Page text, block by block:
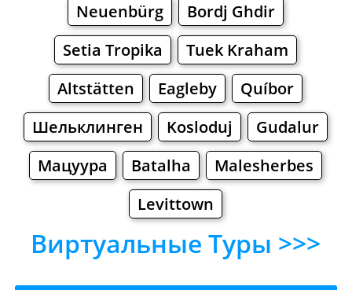
Neuenbürg
Bordj Ghdir
Setia Tropika
Tuek Kraham
Altstätten
Eagleby
Quíbor
Шельклинген
Kosloduj
Gudalur
Мацуура
Batalha
Malesherbes
Levittown
Виртуальные Туры >>>